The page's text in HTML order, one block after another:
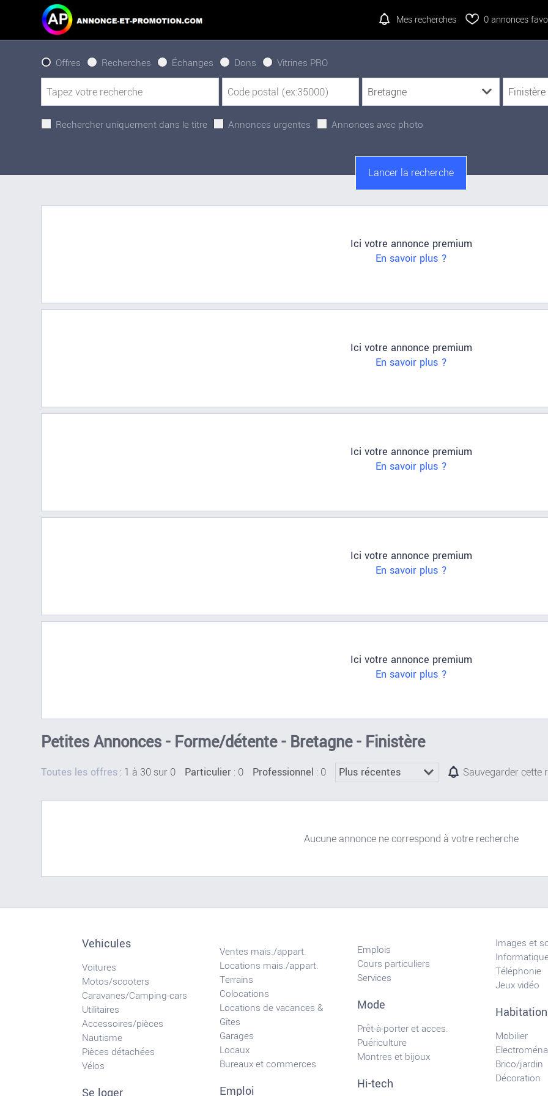
Mes recherches 0annonces
Offres Recherches Échanges Dons Vitrines PRO
Rechercher uniquement dans le titre Annonces urgentes Annonces avec photo
Ici votre annonce premium
En savoir plus ?
Ici votre annonce premium
En savoir plus ?
Ici votre annonce premium
En savoir plus ?
Ici votre annonce premium
En savoir plus ?
Ici votre annonce premium
En savoir plus ?
Petites Annonces - Forme/détente - Bretagne - Finistère
Toutes les offres : 1 à 30 sur 0 Particulier : 0 Professionnel : 0 Sauvegarder cette
Aucune annonce ne correspond à votre recherche
Vehicules
Voitures
Motos/scooters
Caravanes/Camping-cars
Utilitaires
Accessoires/pièces
Nautisme
Pièces détachées
Vélos
Ventes mais./appart.
Locations mais./appart.
Terrains
Colocations
Locations de vacances &
Gîtes
Garages
Locaux
Bureaux et commerces
Emploi
Emplois
Cours particuliers
Services
Mode
Prêt-à-porter et acces.
Puériculture
Montres et bijoux
Hi-tech
Images et
Téléphonie
Jeux vidéo
Habitation
Mobilier
Brico/jardin
Décoration